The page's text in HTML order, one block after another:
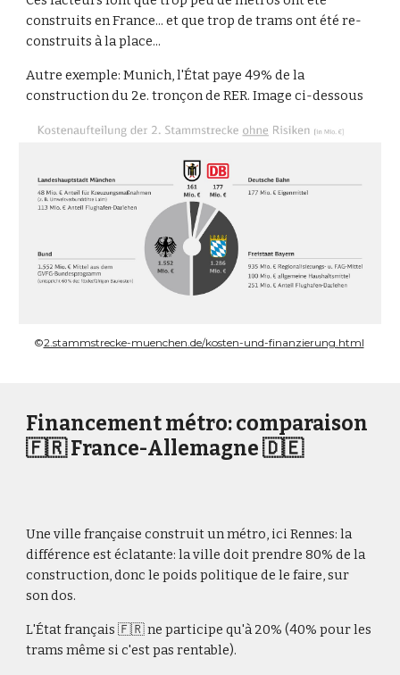
construits en France... et que trop de trams ont été re-
construits à la place...
Autre exemple: Munich, l'État paye 49% de la
construction du 2e. tronçon de RER. Image ci-dessous
©2.stammstrecke-muenchen.de/kosten-und-finanzierung.html
Financement métro: comparaison
🇫🇷 France-Allemagne 🇩🇪
Une ville française construit un métro, ici Rennes: la
différence est éclatante: la ville doit prendre 80% de la
construction, donc le poids politique de le faire, sur
son dos.
L'État français 🇫🇷 ne participe qu'à 20% (40% pour les
trams même si c'est pas rentable).